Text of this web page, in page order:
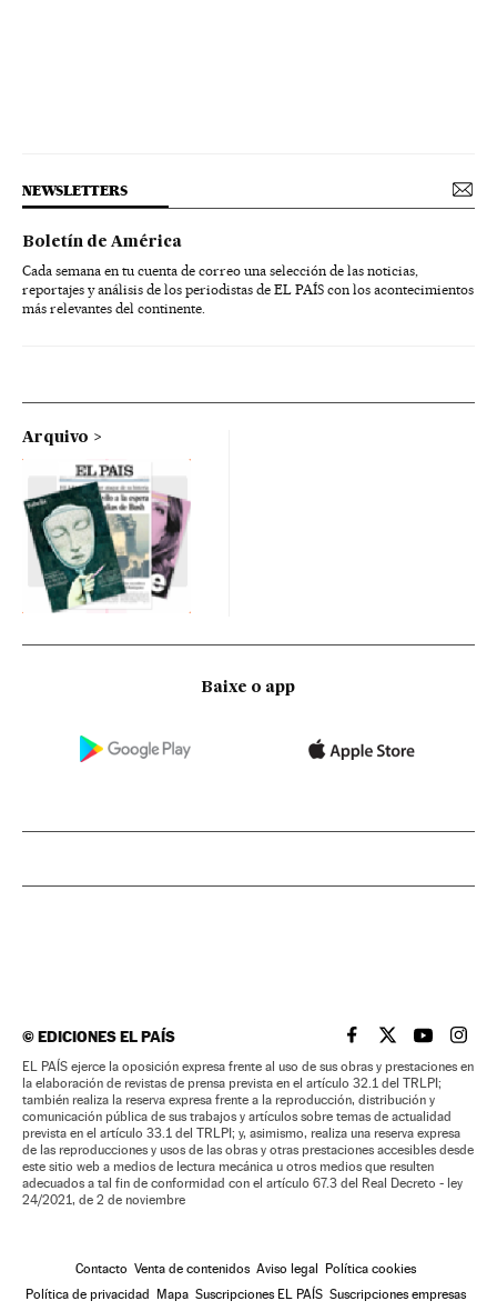
NEWSLETTERS
Boletín de América
Cada semana en tu cuenta de correo una selección de las noticias,
reportajes y análisis de los periodistas de EL PAÍS con los acontecimientos
más relevantes del continente.
Arquivo
Baixe o app
©EDICIONES EL PAÍS EL PAÍS BRASIL EN
EL PAÍSEL PAÍS
EL
EL PAÍS ejerce la oposición expresa frente al uso de sus obras y prestaciones en
la elaboración de revistas de prensa prevista en el artículo 32.1 del TRLPI;
también realiza la reserva expresa frente a la reproducción, distribución y
comunicación pública de sus trabajos y artículos sobre temas de actualidad
prevista en el artículo 33.1 del TRLPI; y, asimismo, realiza una reserva expresa
de las reproducciones y usos de las obras y otras prestaciones accesibles desde
este sitio web a medios de lectura mecánica u otros medios que resulten
adecuados a tal fin de conformidad con el artículo 67.3 del Real Decreto - ley
24/2021, de 2 de noviembre
Contacto Venta de contenidos Aviso legal Política cookies
Política de privacidad Mapa Suscripciones EL PAÍS Suscripciones empresas